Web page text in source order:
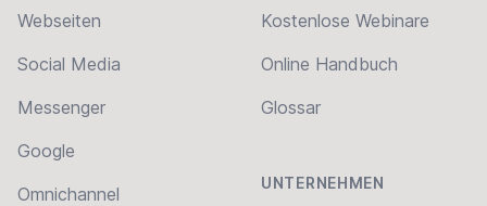
Webseiten
Social Media
Messenger
Google
Omnichannel
Kostenlose Webinare
Online Handbuch
Glossar
UNTERNEHMEN